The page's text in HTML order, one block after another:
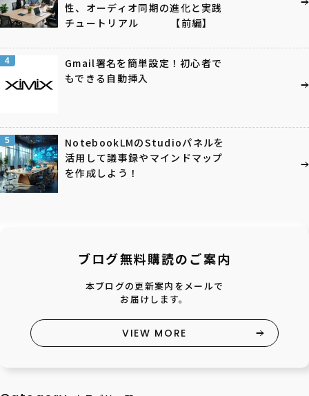
性、オーディオ同期の進化と実践
チュートリアル 【前編】
4
Gmail署名を簡単設定！初心者で
もできる自動挿入
5
NotebookLMのStudioパネルを
活用して議事録やマインドマップ
を作成しよう！
ブログ無料購読のご案内
本ブログの更新案内をメールで
お届けします。
VIEW MORE